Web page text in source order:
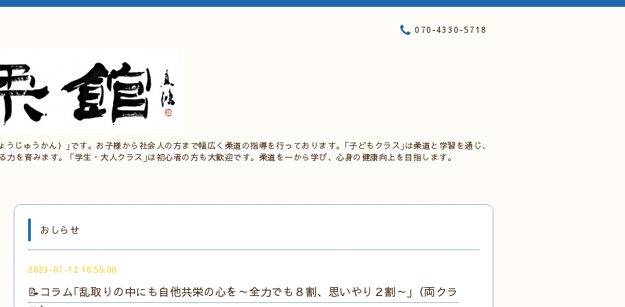
じゅうかん）｣です。お子様から社会人の方まで幅広く柔道の指導を行っております。｢子どもクラス｣は柔道と学習を通じ、
を育みます。 ｢学生・大人クラス｣は初心者の方も大歓迎です。柔道を一から学び、心身の健康向上を目指します。
070-4330-5718
おしらせ
2023-07-12 10:55:00
📝コラム｢乱取りの中にも自他共栄の心を～全力でも８割、思いやり２割～｣（両クラ